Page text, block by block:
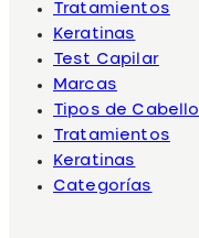
Tratamientos
Keratinas
Test Capilar
Marcas
Tipos de Cabello
Tratamientos
Keratinas
Categorías